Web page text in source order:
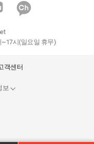
~17시(일요일 휴무)
객센터
보